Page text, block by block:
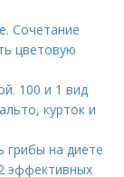
Сочетание
цветовую
100 и 1 вид
курток и
на диете
эффективных